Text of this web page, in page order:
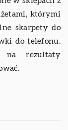
którymi
skarpety do
do telefonu.
na rezultaty